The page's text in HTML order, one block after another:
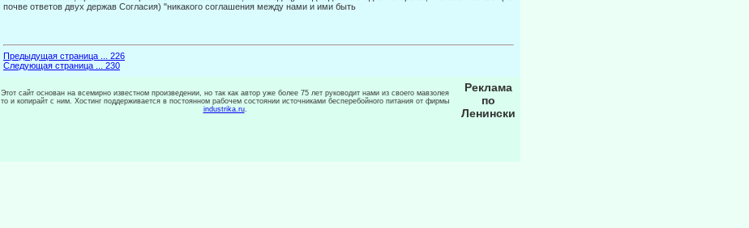
почве ответов двух держав Согласия) "никакого соглашения между нами и ими быть
Предыдущая страница ... 226
Следующая страница ... 230
Этот сайт основан на всемирно известном произведении, но так как автор уже более 75 лет руководит нами из своего мавзолея
то и копирайт с ним. Хостинг поддерживается в постоянном рабочем состоянии источниками бесперебойного питания от фирмы
industrika.ru.
Реклама
по
Ленински